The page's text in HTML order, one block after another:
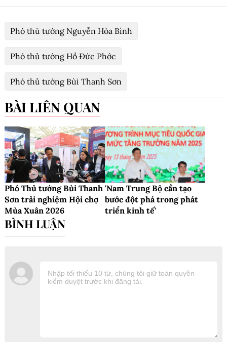
Phó thủ tướng Nguyễn Hòa Bình
Phó thủ tướng Hồ Đức Phớc
Phó thủ tướng Bùi Thanh Sơn
BÀI LIÊN QUAN
Phó Thủ tướng Bùi Thanh
Sơn trải nghiệm Hội chợ
Mùa Xuân 2026
'Nam Trung Bộ cần tạo
bước đột phá trong phát
triển kinh tế'